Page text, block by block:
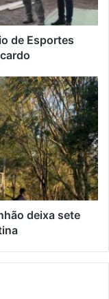
de Esportes
deixa sete